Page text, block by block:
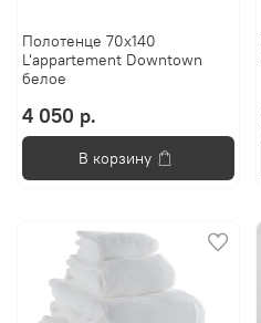
Полотенце 70х140
L'appartement Downtown
белое
4 050 р.
В корзину